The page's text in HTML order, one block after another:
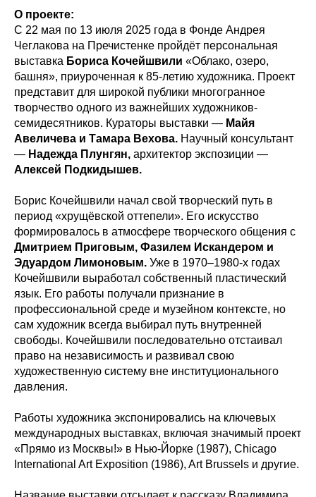
О проекте:
С 22 мая по 13 июля 2025 года в Фонде Андрея
Чеглакова на Пречистенке пройдёт персональная
выставка Бориса Кочейшвили «Облако, озеро,
башня», приуроченная к 85-летию художника. Проект
представит для широкой публики многогранное
творчество одного из важнейших художников-
семидесятников. Кураторы выставки — Майя
Авеличева и Тамара Вехова. Научный консультант
— Надежда Плунгян, архитектор экспозиции —
Алексей Подкидышев.
Борис Кочейшвили начал свой творческий путь в
период «хрущёвской оттепели». Его искусство
формировалось в атмосфере творческого общения с
Дмитрием Приговым, Фазилем Искандером и
Эдуардом Лимоновым. Уже в 1970–1980-х годах
Кочейшвили выработал собственный пластический
язык. Его работы получали признание в
профессиональной среде и музейном контексте, но
сам художник всегда выбирал путь внутренней
свободы. Кочейшвили последовательно отстаивал
право на независимость и развивал свою
художественную систему вне институционального
давления.
Работы художника экспонировались на ключевых
международных выставках, включая значимый проект
«Прямо из Москвы!» в Нью-Йорке (1987), Chicago
International Art Exposition (1986), Art Brussels и другие.